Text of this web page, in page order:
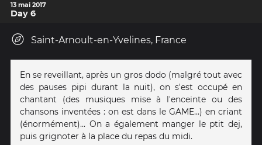
13 mai 2017
Day 6
Saint-Arnoult-en-Yvelines, France
En se reveillant, après un gros dodo (malgré tout avec
des pauses pipi durant la nuit), on s'est occupé en
chantant (des musiques mise à l'enceinte ou des
chansons inventées : on est dans le GAME...) en criant
(énormément)... On a également manger le ptit dej,
puis grignoter à la place du repas du midi.